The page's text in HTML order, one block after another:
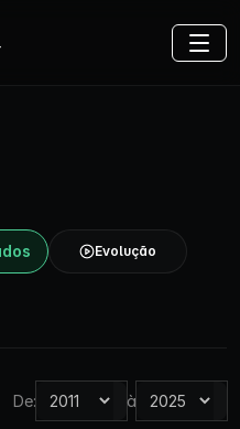
Evolução
De: à